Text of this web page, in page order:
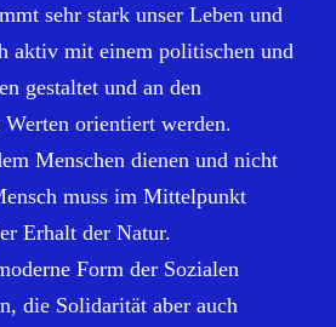
sehr stark unser Leben und
aktiv mit einem politischen und
gestaltet und an den
orientiert werden.
Menschen dienen und nicht
muss im Mittelpunkt
Erhalt der Natur.
Form der Sozialen
die Solidarität aber auch